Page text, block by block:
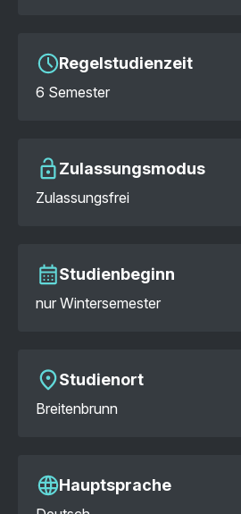
Regelstudienzeit
6 Semester
Zulassungsmodus
Zulassungsfrei
Studienbeginn
nur Wintersemester
Studienort
Breitenbrunn
Hauptsprache